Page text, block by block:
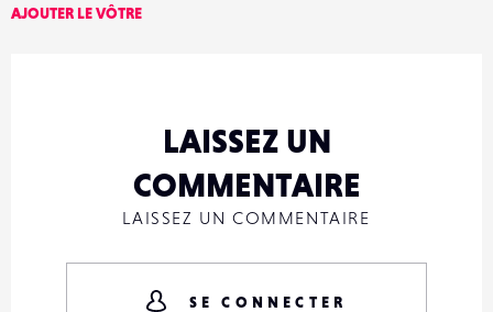
AJOUTER LE VÔTRE
LAISSEZ UN
COMMENTAIRE
LAISSEZ UN COMMENTAIRE
SE CONNECTER